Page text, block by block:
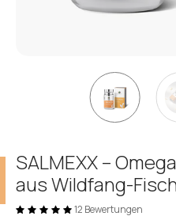
SALMEXX –
aus Wildfang-
12 Bewertungen